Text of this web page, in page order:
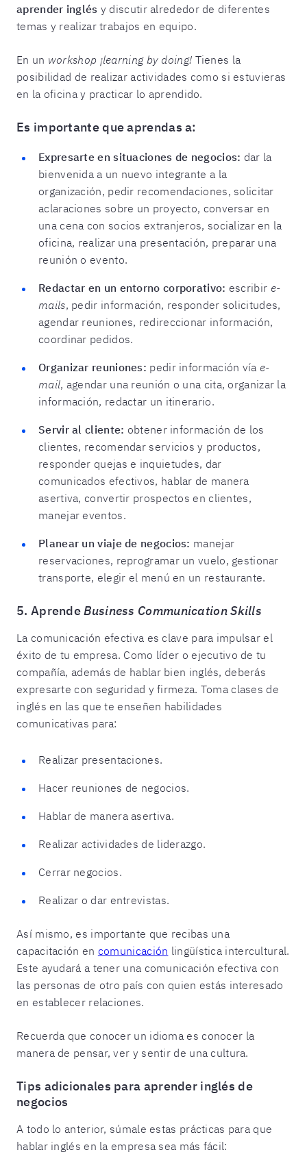
aprender inglés y discutir alrededor de diferentes
temas y realizar trabajos en equipo.
En un workshop ¡learning by doing! Tienes la
posibilidad de realizar actividades como si estuvieras
en la oficina y practicar lo aprendido.
Es importante que aprendas a:
Expresarte en situaciones de negocios: dar la
bienvenida a un nuevo integrante a la
organización, pedir recomendaciones, solicitar
aclaraciones sobre un proyecto, conversar en
una cena con socios extranjeros, socializar en la
oficina, realizar una presentación, preparar una
reunión o evento.
Redactar en un entorno corporativo: escribir e-
mails, pedir información, responder solicitudes,
agendar reuniones, redireccionar información,
coordinar pedidos.
Organizar reuniones: pedir información vía e-
mail, agendar una reunión o una cita, organizar la
información, redactar un itinerario.
Servir al cliente: obtener información de los
clientes, recomendar servicios y productos,
responder quejas e inquietudes, dar
comunicados efectivos, hablar de manera
asertiva, convertir prospectos en clientes,
manejar eventos.
Planear un viaje de negocios: manejar
reservaciones, reprogramar un vuelo, gestionar
transporte, elegir el menú en un restaurante.
5. AprendeBusiness Communication Skills
La comunicación efectiva es clave para impulsar el
éxito de tu empresa. Como líder o ejecutivo de tu
compañía, además de hablar bien inglés, deberás
expresarte con seguridad y firmeza. Toma clases de
inglés en las que te enseñen habilidades
comunicativas para:
Realizar presentaciones.
Hacer reuniones de negocios.
Hablar de manera asertiva.
Realizar actividades de liderazgo.
Cerrar negocios.
Realizar o dar entrevistas.
Así mismo, es importante que recibas una
capacitación en comunicación lingüística intercultural.
Este ayudará a tener una comunicación efectiva con
las personas de otro país con quien estás interesado
en establecer relaciones.
Recuerda que conocer un idioma es conocer la
manera de pensar, ver y sentir de una cultura.
Tips adicionales para aprender inglés de
negocios
A todo lo anterior, súmale estas prácticas para que
hablar inglés en la empresa sea más fácil: